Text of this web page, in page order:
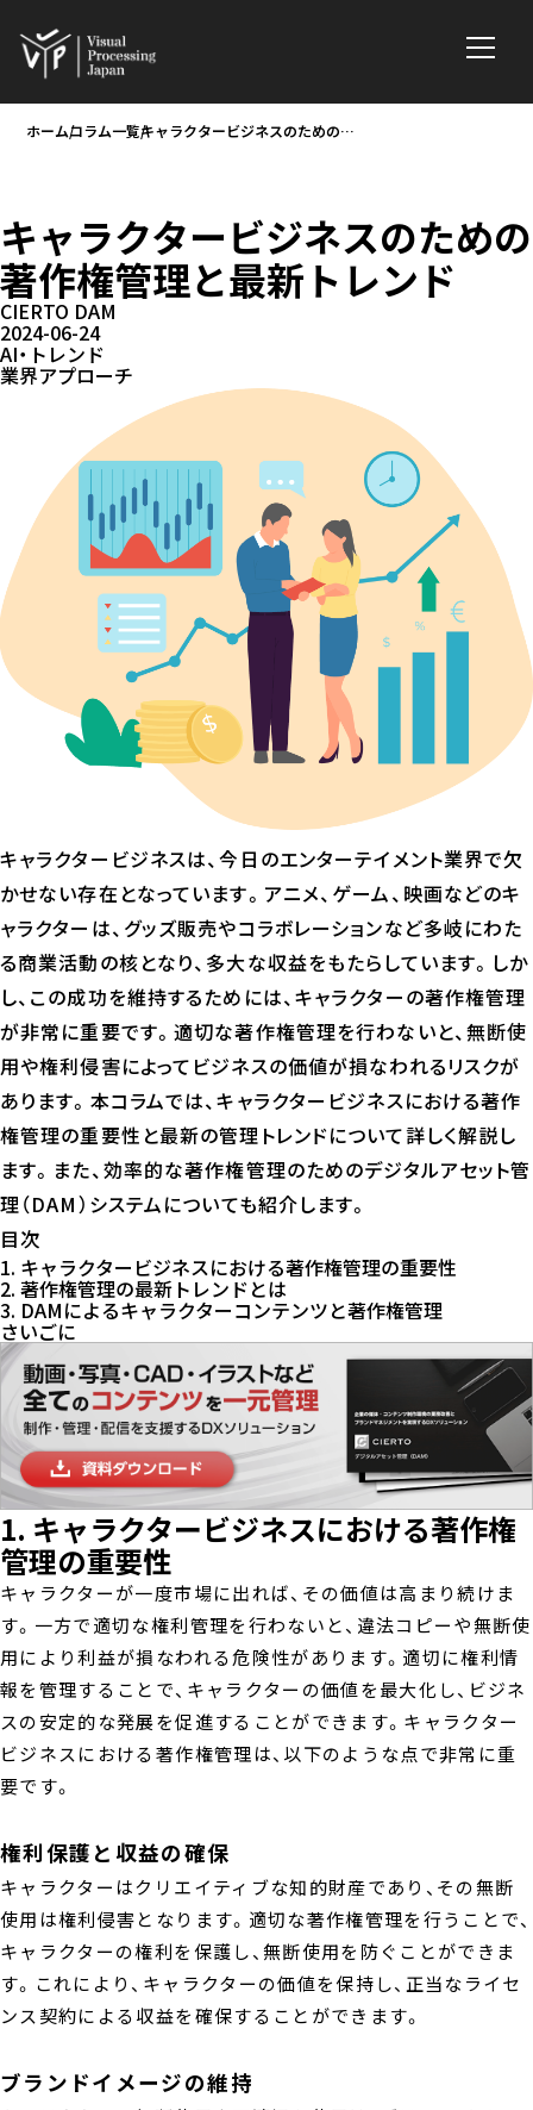
ホームコラム一覧 キャラクタービジネスのための著作権管理と最新トレンド
キャラクタービジネスのための
著作権管理と最新トレンド
CIERTO DAM
2024-06-24
AI・トレンド
業界アプローチ
キャラクタービジネスは、今日のエンターテイメント業界で欠
かせない存在となっています。アニメ、ゲーム、映画などのキ
ャラクターは、グッズ販売やコラボレーションなど多岐にわた
る商業活動の核となり、多大な収益をもたらしています。しか
し、この成功を維持するためには、キャラクターの著作権管理
が非常に重要です。適切な著作権管理を行わないと、無断使
用や権利侵害によってビジネスの価値が損なわれるリスクが
あります。本コラムでは、キャラクタービジネスにおける著作
権管理の重要性と最新の管理トレンドについて詳しく解説し
ます。また、効率的な著作権管理のためのデジタルアセット管
理（DAM）システムについても紹介します。
目次
1. キャラクタービジネスにおける著作権管理の重要性
2. 著作権管理の最新トレンドとは
3. DAMによるキャラクターコンテンツと著作権管理
さいごに
1. キャラクタービジネスにおける著作権
管理の重要性
キャラクターが一度市場に出れば、その価値は高まり続けま
す。一方で適切な権利管理を行わないと、違法コピーや無断使
用により利益が損なわれる危険性があります。適切に権利情
報を管理することで、キャラクターの価値を最大化し、ビジネ
スの安定的な発展を促進することができます。キャラクター
ビジネスにおける著作権管理は、以下のような点で非常に重
要です。
権利保護と収益の確保
キャラクターはクリエイティブな知的財産であり、その無断
使用は権利侵害となります。適切な著作権管理を行うことで、
キャラクターの権利を保護し、無断使用を防ぐことができま
す。これにより、キャラクターの価値を保持し、正当なライセ
ンス契約による収益を確保することができます。
ブランドイメージの維持